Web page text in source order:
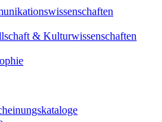
& Kulturwissenschaften